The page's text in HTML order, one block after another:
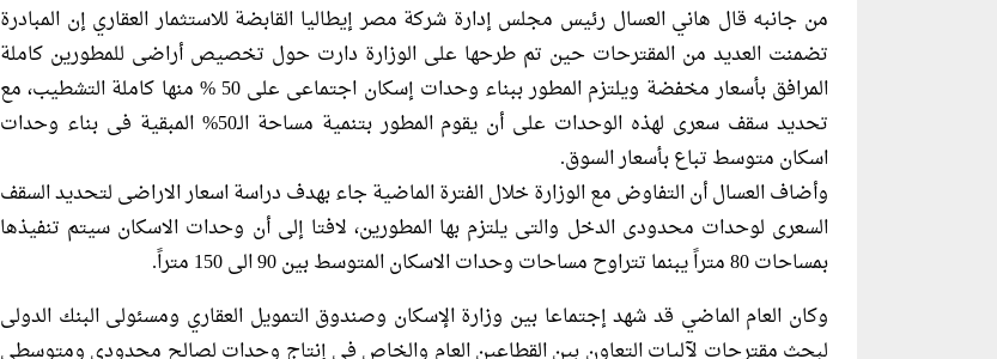
من جانبه قال هاني العسال رئيس مجلس إدارة شركة مصر إيطاليا القابضة للاستثمار العقاري إن المبادرة
تضمنت العديد من المقترحات حين تم طرحها على الوزارة دارت حول تخصيص أراضى للمطورين كاملة
المرافق بأسعار مخفضة ويلتزم المطور ببناء وحدات إسكان اجتماعى على 50 % منها كاملة التشطيب، مع
تحديد سقف سعرى لهذه الوحدات على أن يقوم المطور بتنمية مساحة الـ50% المبقية فى بناء وحدات
اسكان متوسط تباع بأسعار السوق.
وأضاف العسال أن التفاوض مع الوزارة خلال الفترة الماضية جاء بهدف دراسة اسعار الاراضى لتحديد السقف
السعرى لوحدات محدودى الدخل والتى يلتزم بها المطورين، لافتا إلى أن وحدات الاسكان سيتم تنفيذها
بمساحات 80 متراً يبنما تتراوح مساحات وحدات الاسكان المتوسط بين 90 الى 150 متراً.
وكان العام الماضي قد شهد إجتماعا بين وزارة الإسكان وصندوق التمويل العقاري ومسئولى البنك الدولى
لبحث مقترحات لآليات التعاون بين القطاعين العام والخاص فى إنتاج وحدات لصالح محدودى ومتوسطى